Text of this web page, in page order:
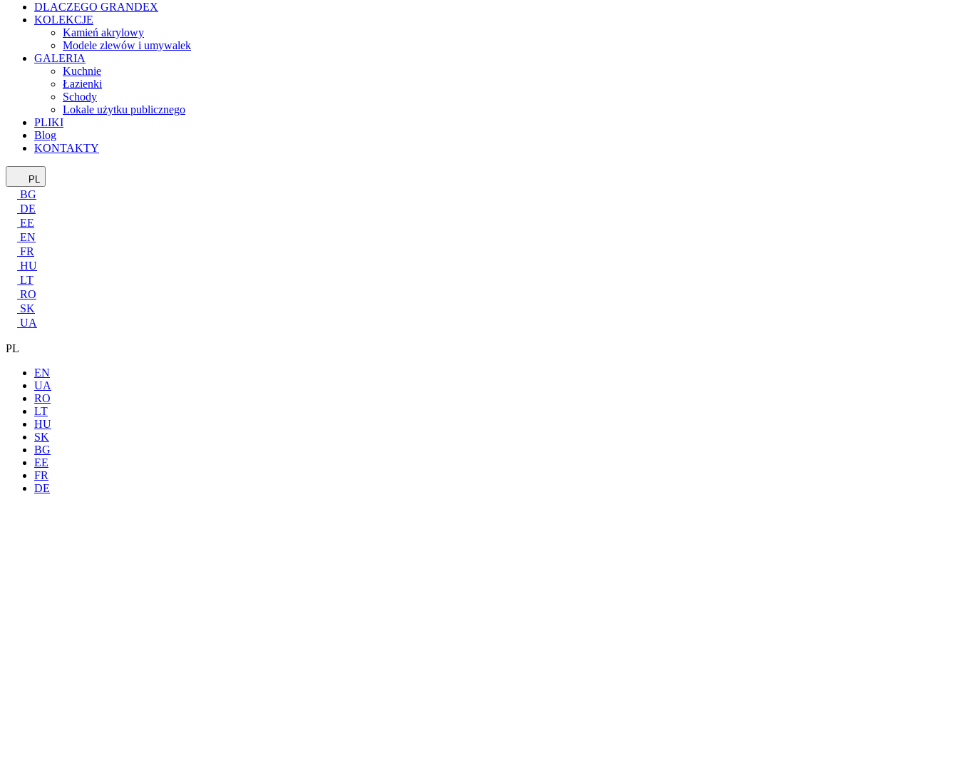
DLACZEGO GRANDEX
KOLEKCJE
Kamień akrylowy
Modele zlewów i umywalek
GALERIA
Kuchnie
Łazienki
Schody
Lokale użytku publicznego
PLIKI
Blog
KONTAKTY
PL
BG
DE
EE
EN
FR
HU
LT
RO
SK
UA
PL
EN
UA
RO
LT
HU
SK
BG
EE
FR
DE